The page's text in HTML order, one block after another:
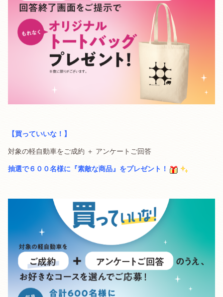
【買っていいな！】
対象の軽自動車をご成約 ＋ アンケートご回答
抽選で６００名様に『素敵な商品』をプレゼント！